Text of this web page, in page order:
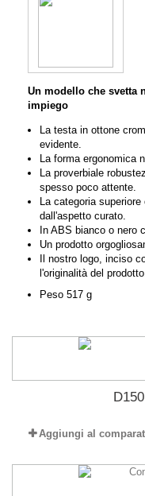
Un modello che svetta
impiego
La testa in ottone
evidente.
La forma ergonomica
La proverbiale
spesso poco attente.
La categoria
dall'aspetto curato.
In ABS bianco o nero
Un prodotto
Il nostro logo, inciso
l'originalità del prodotto.
Peso 517 g
Aggiungi al